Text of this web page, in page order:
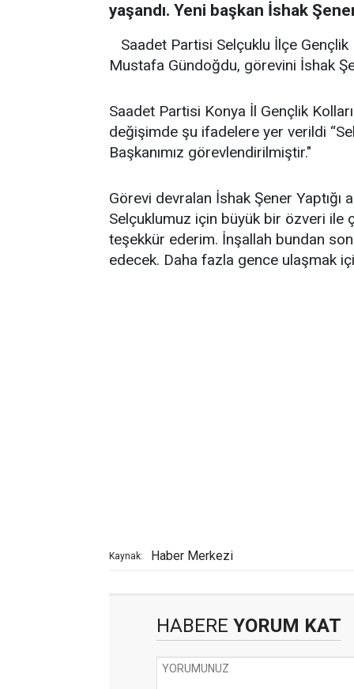
yaşandı. Yeni başkan İshak
Saadet Partisi Selçuklu İlçe Gençlik
Mustafa Gündoğdu, görevini İshak
Saadet Partisi Konya İl Gençlik
değişimde şu ifadelere yer verildi
Başkanımız görevlendirilmiştir."
Görevi devralan İshak Şener Yaptığı
Selçuklumuz için büyük bir özveri ile
teşekkür ederim. İnşallah bundan
edecek. Daha fazla gence ulaşmak
Kaynak: Haber Merkezi
HABERE YORUM KAT